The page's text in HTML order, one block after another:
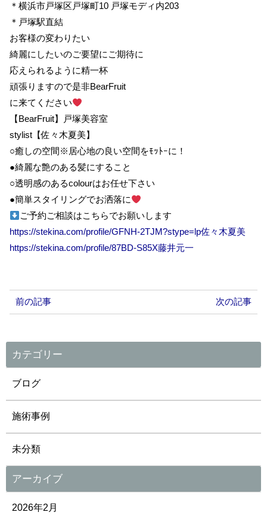
＊横浜市戸塚区戸塚町10 戸塚モディ内203
＊戸塚駅直結
お客様の変わりたい
綺麗にしたいのご要望にご期待に
応えられるように精一杯
頑張りますので是非BearFruit
に来てください
【BearFruit】戸塚美容室
stylist【佐々木夏美】
○癒しの空間※居心地の良い空間をﾓｯﾄｰに！
●綺麗な艶のある髪にすること
○透明感のあるcolourはお任せ下さい
●簡単スタイリングでお洒落に
ご予約ご相談はこちらでお願いします
https://stekina.com/profile/GFNH-2TJM?stype=lp佐々木夏美
https://stekina.com/profile/87BD-S85X藤井元一
前の記事 次の記事
カテゴリー
ブログ
施術事例
未分類
アーカイブ
2026年2月